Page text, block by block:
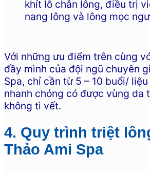
khít lỗ chân lông, điều trị
nang lông và lông mọc
Với những ưu điểm trên cùng
đầy mình của đội ngũ chuyên
Spa, chỉ cần từ 5 – 10 buổi/
nhanh chóng có được vùng da
không tì vết.
4. Quy trình triệt
Thảo Ami Spa